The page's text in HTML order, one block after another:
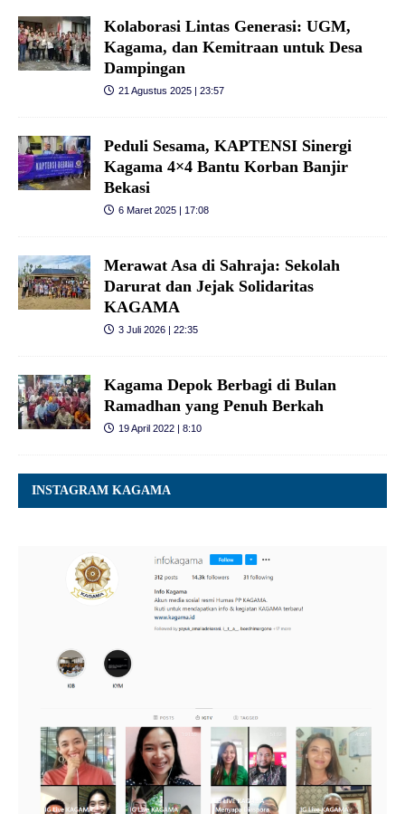
Kolaborasi Lintas Generasi: UGM,
Kagama, dan Kemitraan untuk Desa
Dampingan
21 Agustus 2025 | 23:57
Peduli Sesama, KAPTENSI Sinergi
Kagama 4×4 Bantu Korban Banjir
Bekasi
6 Maret 2025 | 17:08
Merawat Asa di Sahraja: Sekolah
Darurat dan Jejak Solidaritas
KAGAMA
3 Juli 2026 | 22:35
Kagama Depok Berbagi di Bulan
Ramadhan yang Penuh Berkah
19 April 2022 | 8:10
INSTAGRAM KAGAMA